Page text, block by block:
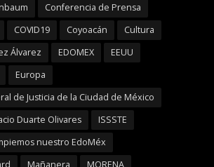
Conferencia de Prensa
COVID19 Coyoacán
Cultura
Álvarez
EDOMEX
EEUU
Europa
de Justicia de la Ciudad de México
Duarte Olivares
ISSSTE
nuestro EdoMéx
Mañanera
MORENA